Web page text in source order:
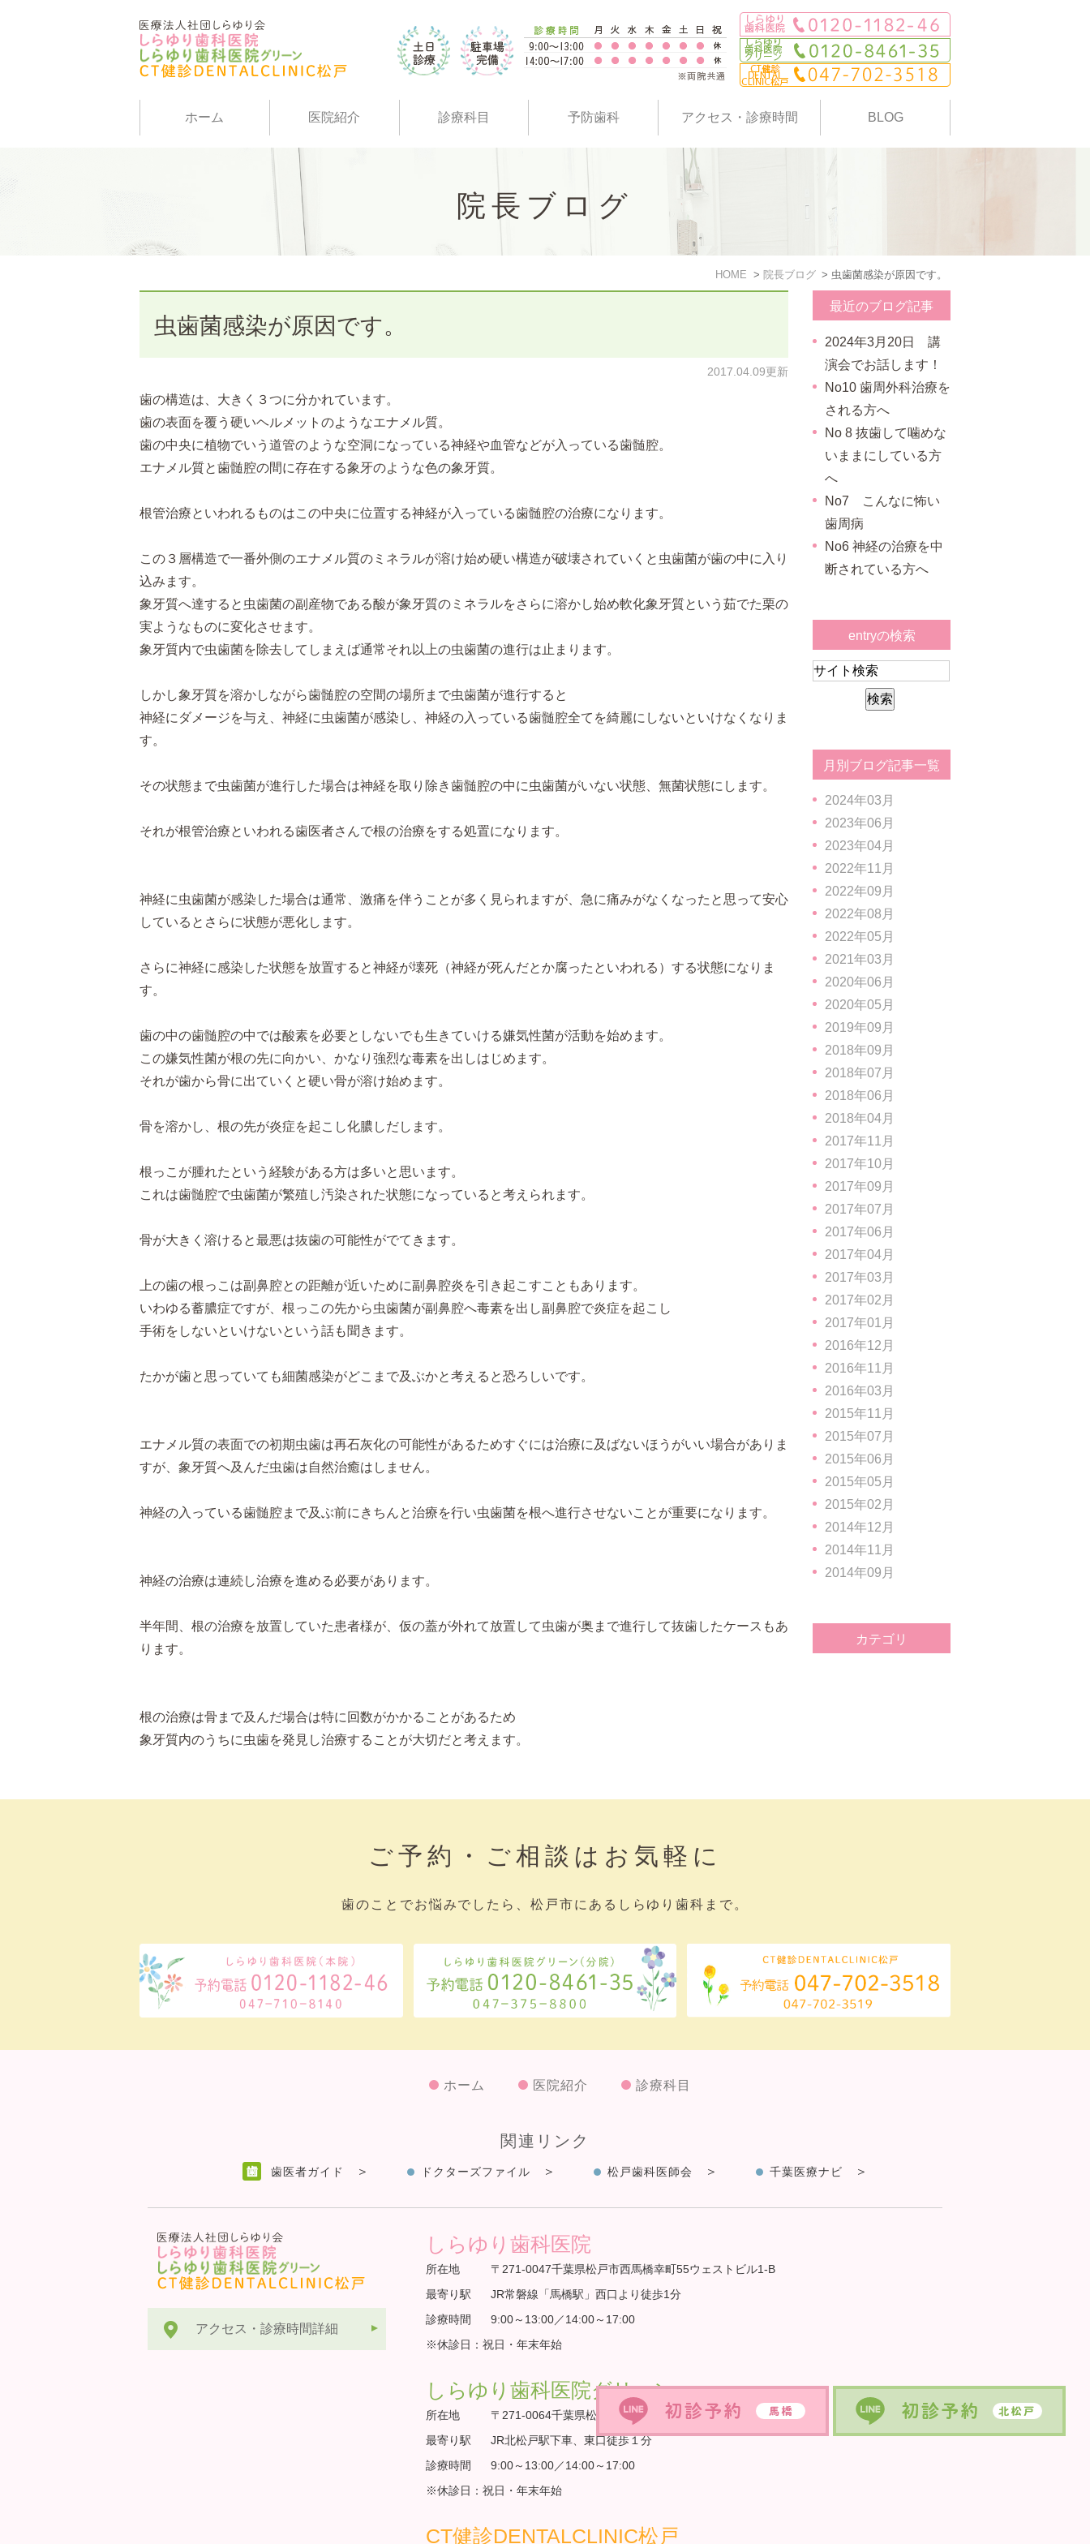
ホーム 医院紹介 診療科目 予防歯科 アクセス・診療時間 BLOG
院長ブログ
HOME 院長ブログ 虫歯菌感染が原因です。
虫歯菌感染が原因です。
2017.04.09更新
歯の構造は、大きく３つに分かれています。
歯の表面を覆う硬いヘルメットのようなエナメル質。
歯の中央に植物でいう道管のような空洞になっている神経や血管などが入っている歯髄腔。
エナメル質と歯髄腔の間に存在する象牙のような色の象牙質。
根管治療といわれるものはこの中央に位置する神経が入っている歯髄腔の治療になります。
この３層構造で一番外側のエナメル質のミネラルが溶け始め硬い構造が破壊されていくと虫歯菌が歯の中に入り
込みます。
象牙質へ達すると虫歯菌の副産物である酸が象牙質のミネラルをさらに溶かし始め軟化象牙質という茹でた栗の
実ようなものに変化させます。
象牙質内で虫歯菌を除去してしまえば通常それ以上の虫歯菌の進行は止まります。
しかし象牙質を溶かしながら歯髄腔の空間の場所まで虫歯菌が進行すると
神経にダメージを与え、神経に虫歯菌が感染し、神経の入っている歯髄腔全てを綺麗にしないといけなくなりま
す。
その状態まで虫歯菌が進行した場合は神経を取り除き歯髄腔の中に虫歯菌がいない状態、無菌状態にします。
それが根管治療といわれる歯医者さんで根の治療をする処置になります。
神経に虫歯菌が感染した場合は通常、激痛を伴うことが多く見られますが、急に痛みがなくなったと思って安心
しているとさらに状態が悪化します。
さらに神経に感染した状態を放置すると神経が壊死（神経が死んだとか腐ったといわれる）する状態になりま
す。
歯の中の歯髄腔の中では酸素を必要としないでも生きていける嫌気性菌が活動を始めます。
この嫌気性菌が根の先に向かい、かなり強烈な毒素を出しはじめます。
それが歯から骨に出ていくと硬い骨が溶け始めます。
骨を溶かし、根の先が炎症を起こし化膿しだします。
根っこが腫れたという経験がある方は多いと思います。
これは歯髄腔で虫歯菌が繁殖し汚染された状態になっていると考えられます。
骨が大きく溶けると最悪は抜歯の可能性がでてきます。
上の歯の根っこは副鼻腔との距離が近いために副鼻腔炎を引き起こすこともあります。
いわゆる蓄膿症ですが、根っこの先から虫歯菌が副鼻腔へ毒素を出し副鼻腔で炎症を起こし
手術をしないといけないという話も聞きます。
たかが歯と思っていても細菌感染がどこまで及ぶかと考えると恐ろしいです。
エナメル質の表面での初期虫歯は再石灰化の可能性があるためすぐには治療に及ばないほうがいい場合がありま
すが、象牙質へ及んだ虫歯は自然治癒はしません。
神経の入っている歯髄腔まで及ぶ前にきちんと治療を行い虫歯菌を根へ進行させないことが重要になります。
神経の治療は連続し治療を進める必要があります。
半年間、根の治療を放置していた患者様が、仮の蓋が外れて放置して虫歯が奥まで進行して抜歯したケースもあ
ります。
根の治療は骨まで及んだ場合は特に回数がかかることがあるため
象牙質内のうちに虫歯を発見し治療することが大切だと考えます。
最近のブログ記事
2024年3月20日 講
演会でお話します！
No10 歯周外科治療を
される方へ
No 8 抜歯して噛めな
いままにしている方
へ
No7 こんなに怖い
歯周病
No6 神経の治療を中
断されている方へ
entryの検索
月別ブログ記事一覧
2024年03月
2023年06月
2023年04月
2022年11月
2022年09月
2022年08月
2022年05月
2021年03月
2020年06月
2020年05月
2019年09月
2018年09月
2018年07月
2018年06月
2018年04月
2017年11月
2017年10月
2017年09月
2017年07月
2017年06月
2017年04月
2017年03月
2017年02月
2017年01月
2016年12月
2016年11月
2016年03月
2015年11月
2015年07月
2015年06月
2015年05月
2015年02月
2014年12月
2014年11月
2014年09月
カテゴリ
ご予約・ご相談はお気軽に
歯のことでお悩みでしたら、松戸市にあるしらゆり歯科まで。
ホーム 医院紹介 診療科目
関連リンク
歯医者ガイド ドクターズファイル 松戸歯科医師会 千葉医療ナビ
アクセス・診療時間詳細
しらゆり歯科医院
所在地
〒271-0047千葉県松戸市西馬橋幸町55ウェストビル1-B
最寄り駅
JR常磐線「馬橋駅」西口より徒歩1分
診療時間
9:00～13:00／14:00～17:00
※休診日：祝日・年末年始
しらゆり歯科医院グリーン
所在地
〒271-0064千葉県松戸市上本郷904-1
最寄り駅
JR北松戸駅下車、東口徒歩１分
診療時間
9:00～13:00／14:00～17:00
※休診日：祝日・年末年始
CT健診DENTALCLINIC松戸